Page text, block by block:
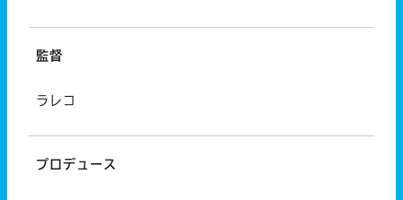
監督
ラレコ
プロデュース